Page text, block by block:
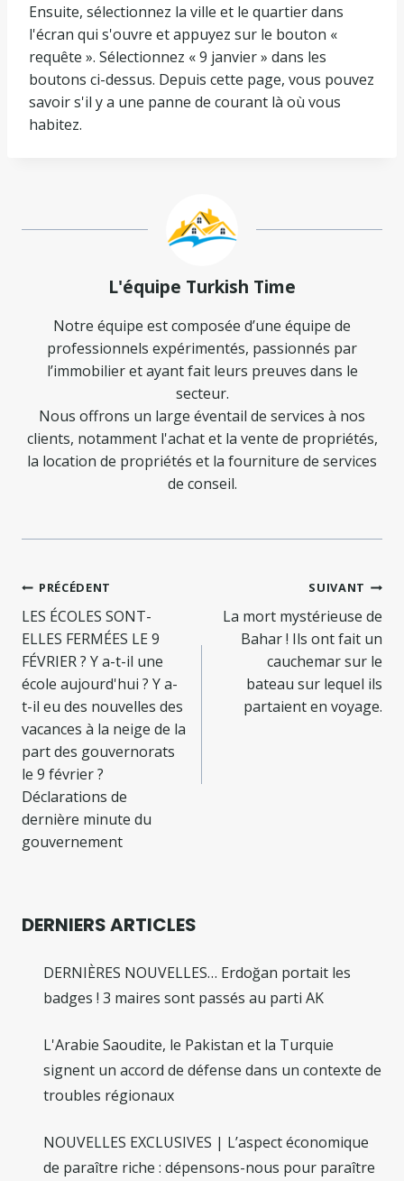
Ensuite, sélectionnez la ville et le quartier dans
l'écran qui s'ouvre et appuyez sur le bouton «
requête ». Sélectionnez « 9 janvier » dans les
boutons ci-dessus. Depuis cette page, vous pouvez
savoir s'il y a une panne de courant là où vous
habitez.
L'équipe Turkish Time
Notre équipe est composée d’une équipe de
professionnels expérimentés, passionnés par
l’immobilier et ayant fait leurs preuves dans le
secteur.
Nous offrons un large éventail de services à nos
clients, notamment l'achat et la vente de propriétés,
la location de propriétés et la fourniture de services
de conseil.
Navigation
de
l’article
PRÉCÉDENT
LES ÉCOLES SONT-
ELLES FERMÉES LE 9
FÉVRIER ? Y a-t-il une
école aujourd'hui ? Y a-
t-il eu des nouvelles des
vacances à la neige de la
part des gouvernorats
le 9 février ?
Déclarations de
dernière minute du
gouvernement
SUIVANT
La mort mystérieuse de
Bahar ! Ils ont fait un
cauchemar sur le
bateau sur lequel ils
partaient en voyage.
DERNIERS ARTICLES
DERNIÈRES NOUVELLES… Erdoğan portait les
badges ! 3 maires sont passés au parti AK
L'Arabie Saoudite, le Pakistan et la Turquie
signent un accord de défense dans un contexte de
troubles régionaux
NOUVELLES EXCLUSIVES | L’aspect économique
de paraître riche : dépensons-nous pour paraître